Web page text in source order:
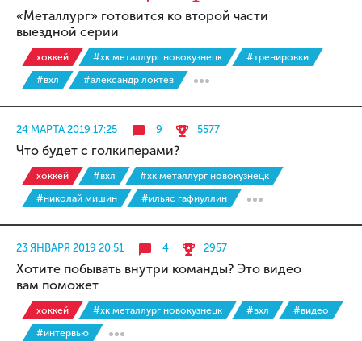
«Металлург» готовится ко второй части
выездной серии
хоккей #хк металлург новокузнецк
#тренировки
#вхл
#александр локтев
24 МАРТА 2019 17:25 9 5577
Что будет с голкиперами?
хоккей #вхл
#хк металлург новокузнецк
#николай мишин
#ильяс гафиуллин
23 ЯНВАРЯ 2019 20:51 4 2957
Хотите побывать внутри команды? Это видео
вам поможет
хоккей #хк металлург новокузнецк #вхл
#видео
#интервью